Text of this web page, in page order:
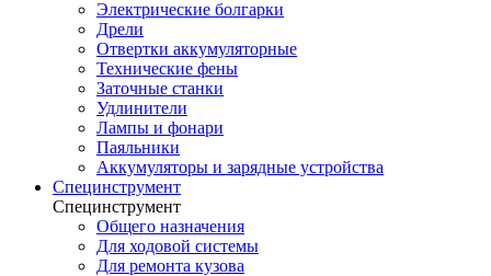
Электрические болгарки
Дрели
Отвертки аккумуляторные
Технические фены
Заточные станки
Удлинители
Лампы и фонари
Паяльники
Аккумуляторы и зарядные устройства
Специнструмент
Специнструмент
Общего назначения
Для ходовой системы
Для ремонта кузова